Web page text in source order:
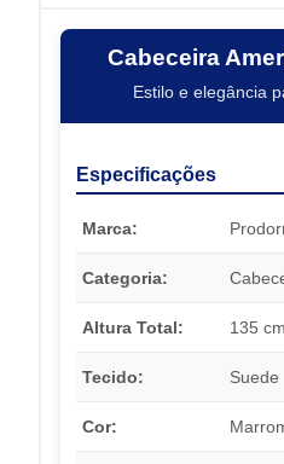
Cabeceira
Estilo e elegância
Especificações
Marca:
Categoria:
Altura Total: 135 cm
Tecido: Suede
Cor: